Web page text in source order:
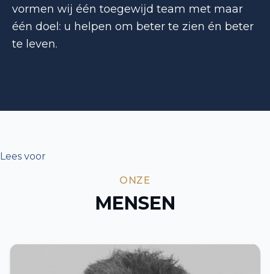
vormen wij één toegewijd team met maar
één doel: u helpen om beter te zien én beter
te leven.
Lees voor
ONZE
MENSEN